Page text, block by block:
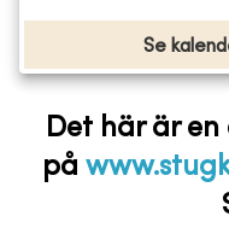
Se
Det här är
på